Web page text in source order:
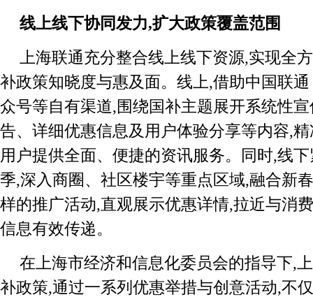
线上线下协同发力,扩大政策覆盖范围
上海联通充分整合线上线下资源,实现全
补政策知晓度与惠及面。线上,借助中国联
众号等自有渠道,围绕国补主题展开系统性
告、详细优惠信息及用户体验分享等内容,
用户提供全面、便捷的资讯服务。同时,线
季,深入商圈、社区楼宇等重点区域,融合新
样的推广活动,直观展示优惠详情,拉近与消
信息有效传递。
在上海市经济和信息化委员会的指导下,
补政策,通过一系列优惠举措与创意活动,不